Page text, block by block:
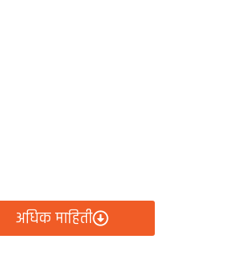
अधिक माहिती